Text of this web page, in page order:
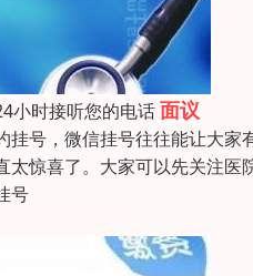
小时接听您的电话面议
挂号，微信挂号往往能让大
太惊喜了。大家可以先关注
号